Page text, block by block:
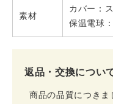
素材
カバー：
保温電球
返品・交換につい
商品の品質につきま